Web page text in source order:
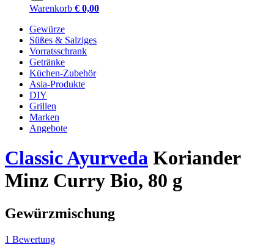
Warenkorb € 0,00
Gewürze
Süßes & Salziges
Vorratsschrank
Getränke
Küchen-Zubehör
Asia-Produkte
DIY
Grillen
Marken
Angebote
Classic Ayurveda Koriander
Minz Curry Bio, 80 g
Gewürzmischung
1 Bewertung